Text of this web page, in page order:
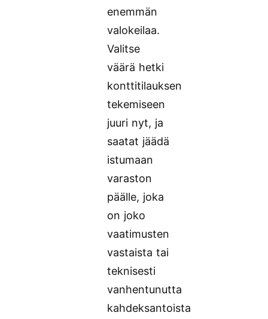
enemmän
valokeilaa.
Valitse
väärä hetki
konttitilauksen
tekemiseen
juuri nyt, ja
saatat jäädä
istumaan
varaston
päälle, joka
on joko
vaatimusten
vastaista tai
teknisesti
vanhentunutta
kahdeksantoista